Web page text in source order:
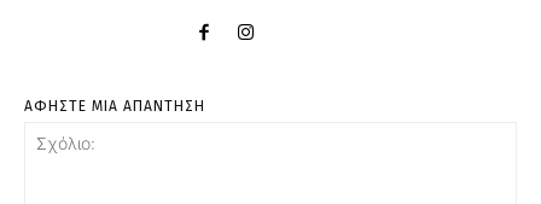
ΑΦΗΣΤΕ ΜΙΑ ΑΠΑΝΤΗΣΗ